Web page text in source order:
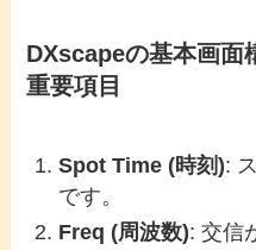
DXscapeの基本画面
重要項目
Spot Time (時刻):
です。
Freq (周波数): 交信